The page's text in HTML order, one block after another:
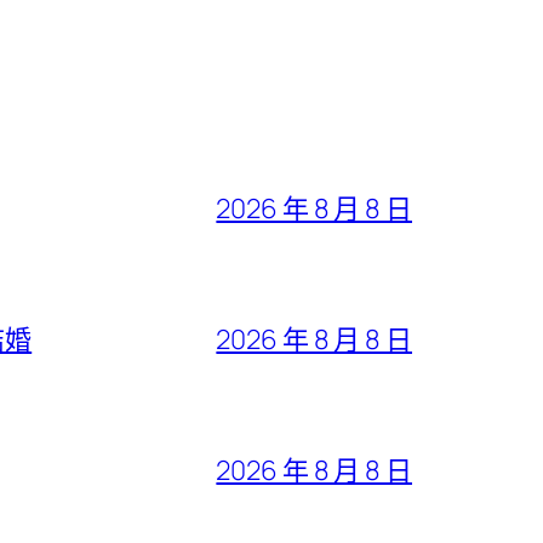
2026 年 8 月 8 日
2026 年 8 月 8 日
2026 年 8 月 8 日